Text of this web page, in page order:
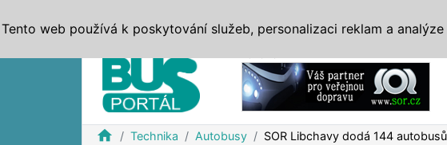
home Technika Autobusy SOR Libchavy dodá 144
Tento web používá k poskytování služeb, personalizaci reklam a